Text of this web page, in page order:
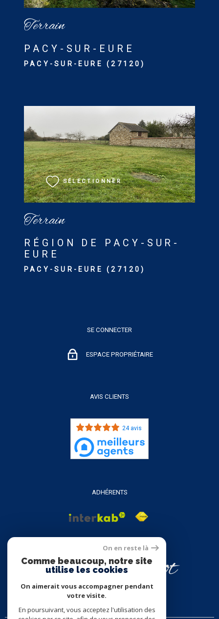
Terrain
PACY-SUR-EURE
PACY-SUR-EURE (27120)
Terrain
RÉGION DE PACY-SUR-
EURE
PACY-SUR-EURE (27120)
SÉLECTIONNER
VOIR LE BIEN
SE CONNECTER
ESPACE PROPRIÉTAIRE
AVIS CLIENTS
24 avis
ADHÉRENTS
On en reste là
Comme beaucoup, notre site
utilise les cookies
On aimerait vous accompagner pendant
votre visite.
En poursuivant, vous acceptez l'utilisation des